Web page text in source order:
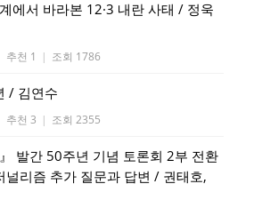
에서 바라본 12·3 내란 사태 / 정욱
추천 1 | 조회 1786
/ 김연수
추천 3 | 조회 2355
발간 50주년 기념 토론회 2부 전환
널리즘 추가 질문과 답변 / 권태호,